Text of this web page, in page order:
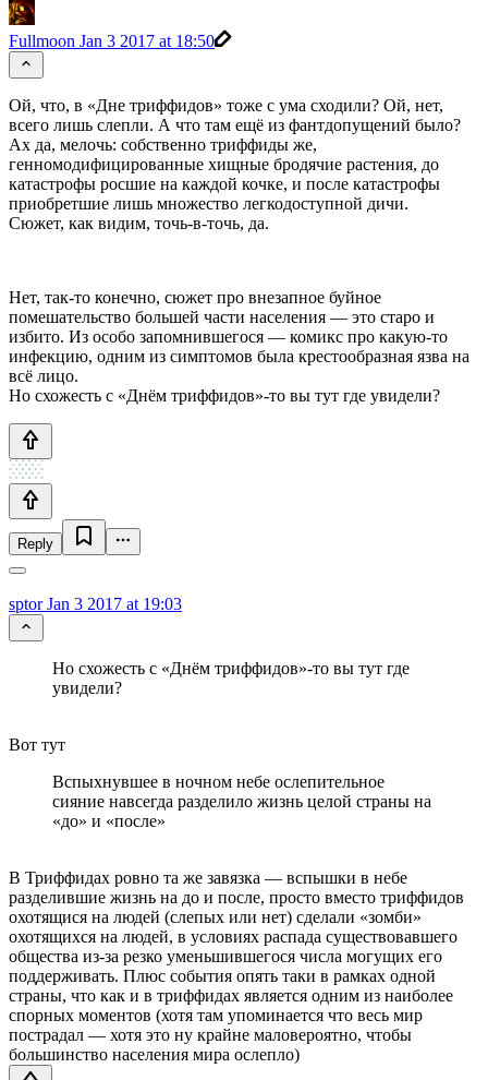
Fullmoon Jan 3 2017 at 18:50
Ой, что, в «Дне триффидов» тоже с ума сходили? Ой, нет,
всего лишь слепли. А что там ещё из фантдопущений было?
Ах да, мелочь: собственно триффиды же,
генномодифицированные хищные бродячие растения, до
катастрофы росшие на каждой кочке, и после катастрофы
приобретшие лишь множество легкодоступной дичи.
Сюжет, как видим, точь-в-точь, да.
Нет, так-то конечно, сюжет про внезапное буйное
помешательство большей части населения — это старо и
избито. Из особо запомнившегося — комикс про какую-то
инфекцию, одним из симптомов была крестообразная язва на
всё лицо.
Но схожесть с «Днём триффидов»-то вы тут где увидели?
Reply
sptorJan 3 2017 at 19:03
Но схожесть с «Днём триффидов»-то вы тут где
увидели?
Вот тут
Вспыхнувшее в ночном небе ослепительное
сияние навсегда разделило жизнь целой страны на
«до» и «после»
В Триффидах ровно та же завязка — вспышки в небе
разделившие жизнь на до и после, просто вместо триффидов
охотящися на людей (слепых или нет) сделали «зомби»
охотящихся на людей, в условиях распада существовавшего
общества из-за резко уменьшившегося числа могущих его
поддерживать. Плюс события опять таки в рамках одной
страны, что как и в триффидах является одним из наиболее
спорных моментов (хотя там упоминается что весь мир
пострадал — хотя это ну крайне маловероятно, чтобы
большинство населения мира ослепло)